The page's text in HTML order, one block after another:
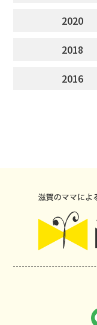
2020
2018
2016